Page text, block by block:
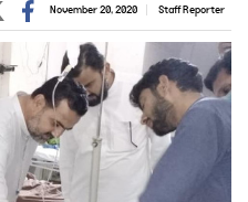
Staff Reporter
November 20, 2020